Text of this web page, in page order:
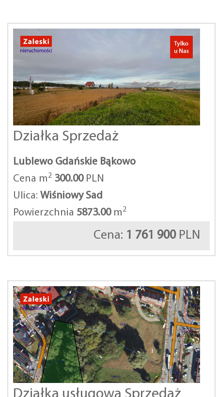
Działka Sprzedaż
Lublewo Gdańskie Bąkowo
Cena m2 300.00PLN
Ulica:Wiśniowy Sad
Powierzchnia 5873.00m2
Cena: 1 761 900PLN